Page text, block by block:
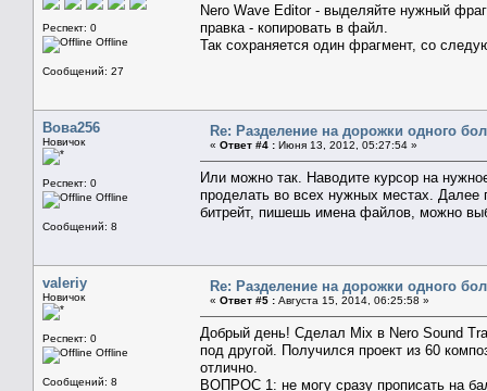
Респект: 0
Offline
Сообщений: 27
Nero Wave Editor - выделяйте нужный
правка - копировать в файл.
Так сохраняется один фрагмент, со
Вова256
Новичок
Респект: 0
Offline
Сообщений: 8
Re: Разделение на дорожки одного
« Ответ #4 : Июня 13, 2012, 05:27:54 »
Или можно так. Наводите курсор на
проделать во всех нужных местах.
битрейт, пишешь имена файлов, можно
valeriy
Новичок
Респект: 0
Offline
Сообщений: 8
Re: Разделение на дорожки одного
« Ответ #5 : Августа 15, 2014, 06:25:58 »
Добрый день! Сделал Mix в Nero Sound
под другой. Получился проект из 60
отлично.
ВОПРОС 1: не могу сразу прописать на